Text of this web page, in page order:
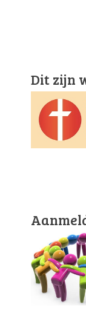
Dit zijn